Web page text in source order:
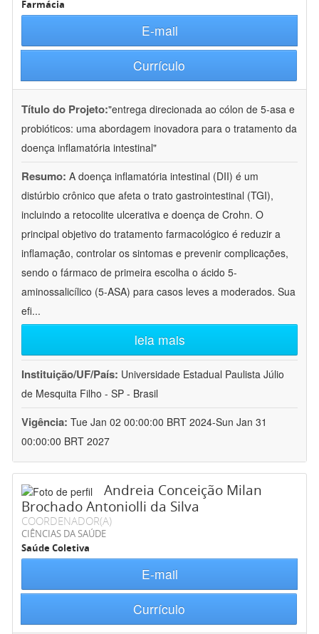
Farmácia
E-mail
Currículo
Título do Projeto:"entrega direcionada ao cólon de 5-asa e
probióticos: uma abordagem inovadora para o tratamento da
doença inflamatória intestinal"
Resumo: A doença inflamatória intestinal (DII) é um
distúrbio crônico que afeta o trato gastrointestinal (TGI),
incluindo a retocolite ulcerativa e doença de Crohn. O
principal objetivo do tratamento farmacológico é reduzir a
inflamação, controlar os sintomas e prevenir complicações,
sendo o fármaco de primeira escolha o ácido 5-
aminossalicílico (5-ASA) para casos leves a moderados. Sua
efi...
leia mais
Instituição/UF/País: Universidade Estadual Paulista Júlio
de Mesquita Filho - SP - Brasil
Vigência: Tue Jan 02 00:00:00 BRT 2024-Sun Jan 31
00:00:00 BRT 2027
Andreia Conceição Milan
Brochado Antoniolli da Silva
COORDENADOR(A)
CIÊNCIAS DA SAÚDE
Saúde Coletiva
E-mail
Currículo